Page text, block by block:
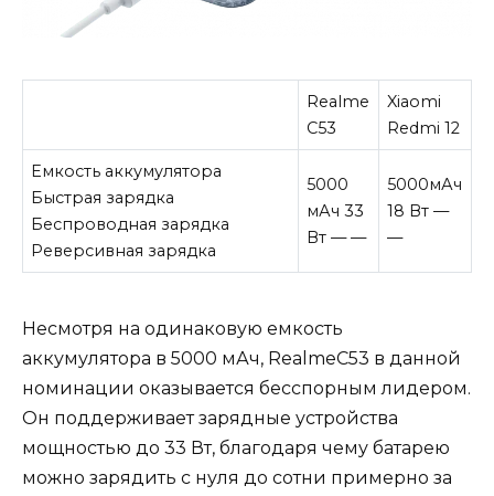
Realme
C53
Xiaomi
Redmi 12
Емкость аккумулятора
Быстрая зарядка
Беспроводная зарядка
Реверсивная зарядка
5000
мАч 33
Вт — —
5000мАч
18 Вт —
—
Несмотря на одинаковую емкость
аккумулятора в 5000 мАч, RealmeC53 в данной
номинации оказывается бесспорным лидером.
Он поддерживает зарядные устройства
мощностью до 33 Вт, благодаря чему батарею
можно зарядить с нуля до сотни примерно за